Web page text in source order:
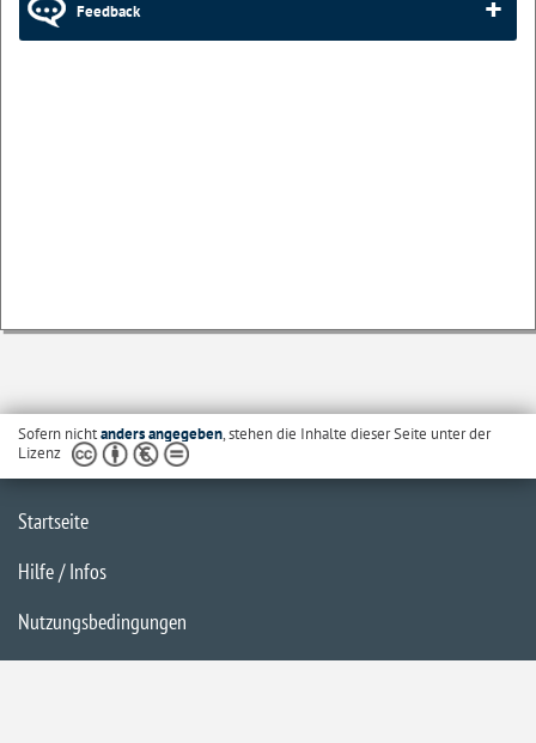
Feedback
Sofern nichtanders angegeben, stehen die Inhalte dieser Seite unter der
Lizenz
Startseite
Hilfe / Infos
Nutzungsbedingungen